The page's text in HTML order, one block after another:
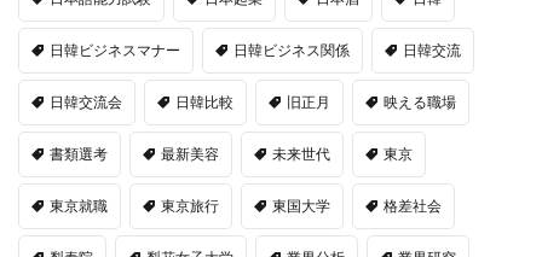
日韓ビジネスマナー 日韓ビジネス関係 日韓交流
日韓交流会 日韓比較 旧正月 映える職場
書類選考 最新美容 未来世代 東京
東京就職 東京旅行 東国大学 格差社会